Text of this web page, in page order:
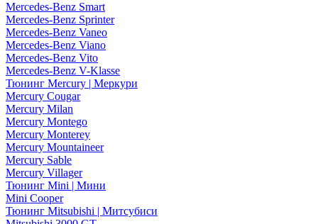
Mercedes-Benz Smart
Mercedes-Benz Sprinter
Mercedes-Benz Vaneo
Mercedes-Benz Viano
Mercedes-Benz Vito
Mercedes-Benz V-Klasse
Тюнинг Mercury | Меркури
Mercury Cougar
Mercury Milan
Mercury Montego
Mercury Monterey
Mercury Mountaineer
Mercury Sable
Mercury Villager
Тюнинг Mini | Мини
Mini Cooper
Тюнинг Mitsubishi | Митсубиси